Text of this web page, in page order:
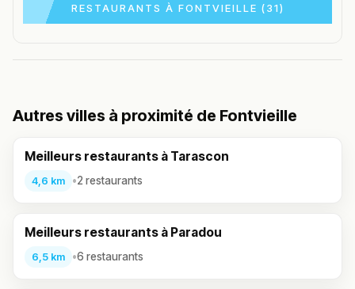
RESTAURANTS À FONTVIEILLE (31)
Autres villes à proximité de Fontvieille
Meilleurs restaurants à Tarascon
4,6 km •2 restaurants
Meilleurs restaurants à Paradou
6,5 km •6 restaurants